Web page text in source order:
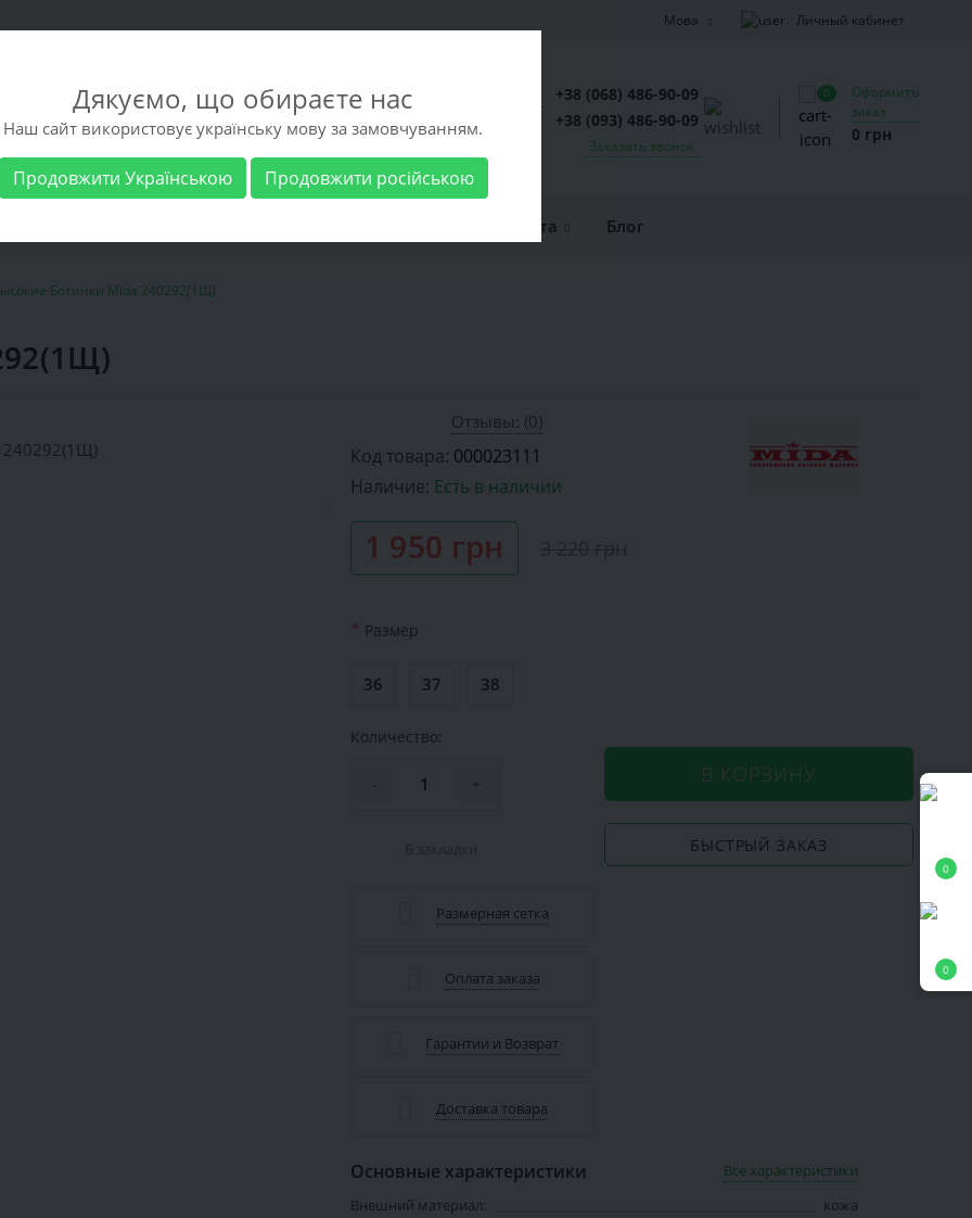
0
0
Мова Личный кабинет
+38 (068) 486-90-09
+38 (093) 486-90-09
Заказать звонок
0
Оформить
заказ
0 грн
Доставка и оплата Блог
Ботинки Mida 240292(1Щ)
Отзывы: (0)
Код товара: 000023111
Наличие: Есть в наличии
1 950 грн
* Размер
36 37 38
Количество:
- + В КОРЗИНУ
БЫСТРЫЙ ЗАКАЗ
Размерная сетка
Оплата заказа
Гарантии и Возврат
Доставка товара
Основные характеристики
Все характеристики
Внешний материал:
кожа
Дякуємо, що обираєте нас
Наш сайт використовує українську мову за замовчуванням.
Продовжити Українською Продовжити російською